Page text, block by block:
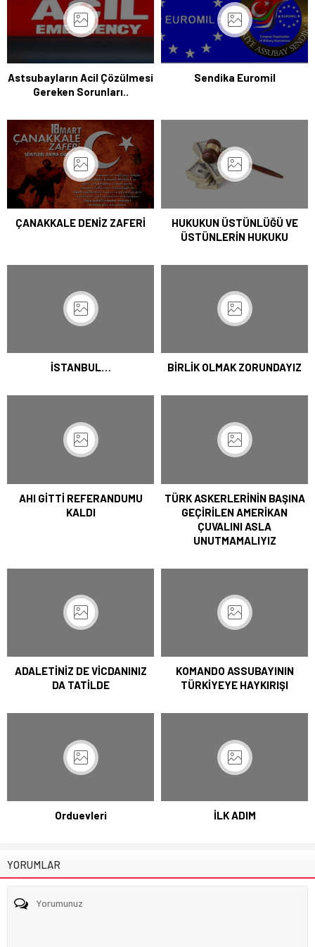
Astsubayların Acil Çözülmesi
Gereken Sorunları..
Sendika Euromil
ÇANAKKALE DENİZ ZAFERİ
HUKUKUN ÜSTÜNLÜĞÜ VE
ÜSTÜNLERİN HUKUKU
İSTANBUL… BİRLİK OLMAK ZORUNDAYIZ
AHI GİTTİ REFERANDUMU
KALDI
TÜRK ASKERLERİNİN BAŞINA
GEÇİRİLEN AMERİKAN
ÇUVALINI ASLA
UNUTMAMALIYIZ
ADALETİNİZ DE VİCDANINIZ
DA TATİLDE
KOMANDO ASSUBAYININ
TÜRKİYEYE HAYKIRIŞI
Orduevleri İLK ADIM
YORUMLAR